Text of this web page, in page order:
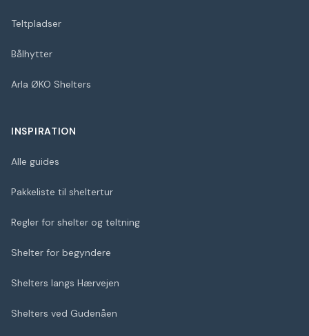
Teltpladser
Bålhytter
Arla ØKO Shelters
INSPIRATION
Alle guides
Pakkeliste til sheltertur
Regler for shelter og teltning
Shelter for begyndere
Shelters langs Hærvejen
Shelters ved Gudenåen